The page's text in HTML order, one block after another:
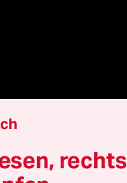
Abonnierende
rechts